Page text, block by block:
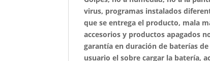
virus, programas instalados
que se entrega el producto, mala
accesorios y productos apagados
garantía en duración de baterías
usuario el sobre cargar la batería,